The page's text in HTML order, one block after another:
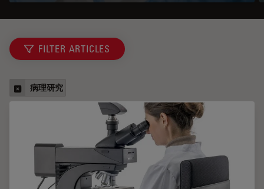
FILTER ARTICLES
病理研究